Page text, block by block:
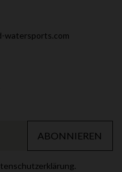
watersports.com
ABONNIEREN